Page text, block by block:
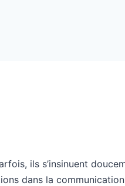
ils s’insinuent
dans la